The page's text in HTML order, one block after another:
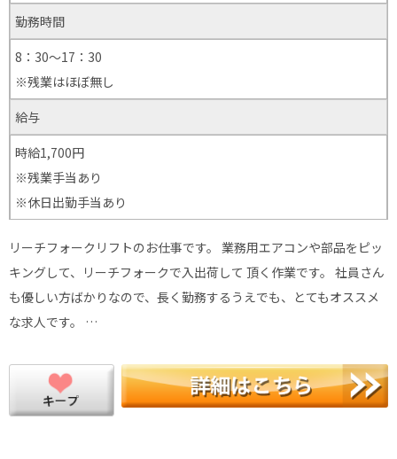
勤務時間
8：30～17：30
※残業はほぼ無し
給与
時給1,700円
※残業手当あり
※休日出勤手当あり
リーチフォークリフトのお仕事です。 業務用エアコンや部品をピッ
キングして、リーチフォークで入出荷して 頂く作業です。 社員さん
も優しい方ばかりなので、長く勤務するうえでも、とてもオススメ
な求人です。 …